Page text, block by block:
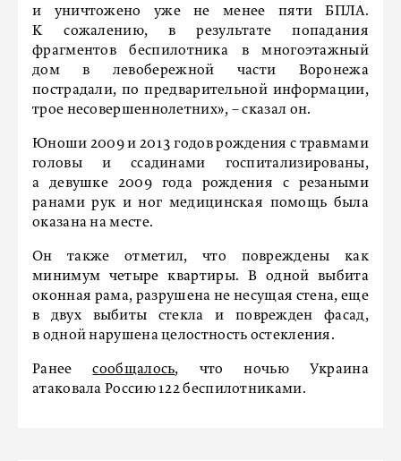
и уничтожено уже не менее пяти БПЛА.
К сожалению, в результате попадания
фрагментов беспилотника в многоэтажный
дом в левобережной части Воронежа
пострадали, по предварительной информации,
трое несовершеннолетних», – сказал он.
Юноши 2009 и 2013 годов рождения с травмами
головы и ссадинами госпитализированы,
а девушке 2009 года рождения с резаными
ранами рук и ног медицинская помощь была
оказана на месте.
Он также отметил, что повреждены как
минимум четыре квартиры. В одной выбита
оконная рама, разрушена не несущая стена, еще
в двух выбиты стекла и поврежден фасад,
в одной нарушена целостность остекления.
Ранеесообщалось, что ночью Украина
атаковала Россию 122 беспилотниками.